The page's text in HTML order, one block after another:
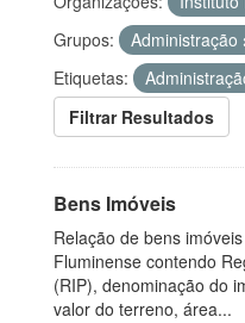
Grupos:
Administração
Etiquetas:
Filtrar Resultados
Bens Imóveis
Relação de bens
Fluminense contendo
(RIP), denominação do
valor do terreno, área...